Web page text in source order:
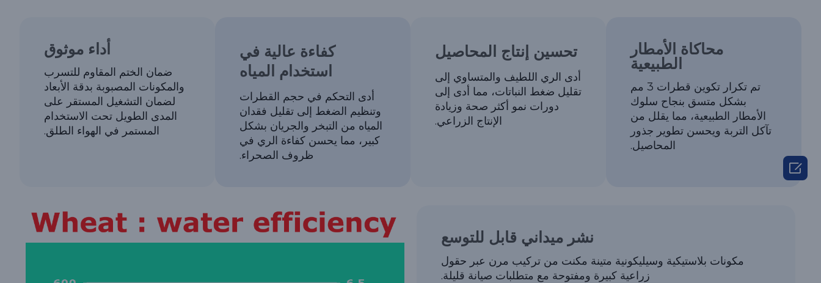
محاكاة الأمطار
الطبيعية
تم تكرار تكوين قطرات 3 مم
بشكل متسق بنجاح سلوك
الأمطار الطبيعية، مما يقلل من
تآكل التربة ويحسن تطوير جذور
المحاصيل.
تحسين إنتاج المحاصيل
أدى الري اللطيف والمتساوي إلى
تقليل ضغط النباتات، مما أدى إلى
دورات نمو أكثر صحة وزيادة
الإنتاج الزراعي.
كفاءة عالية في
استخدام المياه
أدى التحكم في حجم القطرات
وتنظيم الضغط إلى تقليل فقدان
المياه من التبخر والجريان بشكل
كبير، مما يحسن كفاءة الري في
ظروف الصحراء.
أداء موثوق
ضمان الختم المقاوم للتسرب
والمكونات المصبوبة بدقة الأبعاد
لضمان التشغيل المستقر على
المدى الطويل تحت الاستخدام
المستمر في الهواء الطلق.
نشر ميداني قابل للتوسع
مكونات بلاستيكية وسيليكونية متينة مكنت من تركيب مرن عبر حقول
زراعية كبيرة ومفتوحة مع متطلبات صيانة قليلة.
